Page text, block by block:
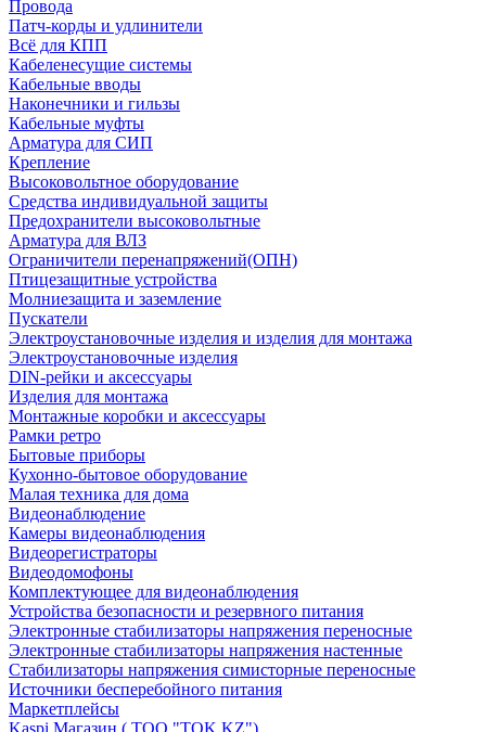
Провода
Патч-корды и удлинители
Всё для КПП
Кабеленесущие системы
Кабельные вводы
Наконечники и гильзы
Кабельные муфты
Арматура для СИП
Крепление
Высоковольтное оборудование
Средства индивидуальной защиты
Предохранители высоковольтные
Арматура для ВЛЗ
Ограничители перенапряжений(ОПН)
Птицезащитные устройства
Молниезащита и заземление
Пускатели
Электроустановочные изделия и изделия для монтажа
Электроустановочные изделия
DIN-рейки и аксессуары
Изделия для монтажа
Монтажные коробки и аксессуары
Рамки ретро
Бытовые приборы
Кухонно-бытовое оборудование
Малая техника для дома
Видеонаблюдение
Камеры видеонаблюдения
Видеорегистраторы
Видеодомофоны
Комплектующее для видеонаблюдения
Устройства безопасности и резервного питания
Электронные стабилизаторы напряжения переносные
Электронные стабилизаторы напряжения настенные
Стабилизаторы напряжения симисторные переносные
Источники бесперебойного питания
Маркетплейсы
Kaspi Магазин ( ТОО "TOK.KZ")